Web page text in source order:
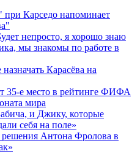
Карседо напоминает
непросто, я хорошо знаю
мы знакомы по работе в
Карасёва на
35-е место в рейтинге ФИФА
мира
и Джику, которые
себя на поле»
Антона Фролова в